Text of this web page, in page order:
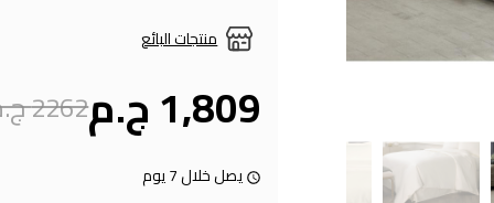
منتجات البائع
1,809 ج.م 2262 ج.م
يصل خلال 7 يوم